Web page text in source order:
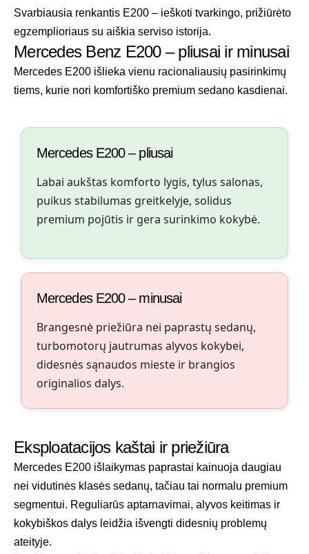
Svarbiausia renkantis E200 – ieškoti tvarkingo, prižiūrėto
egzemplioriaus su aiškia serviso istorija.
Mercedes Benz E200 – pliusai ir minusai
Mercedes E200 išlieka vienu racionaliausių pasirinkimų
tiems, kurie nori komfortiško premium sedano kasdienai.
Mercedes E200 – pliusai
Labai aukštas komforto lygis, tylus salonas,
puikus stabilumas greitkelyje, solidus
premium pojūtis ir gera surinkimo kokybė.
Mercedes E200 – minusai
Brangesnė priežiūra nei paprastų sedanų,
turbomotorų jautrumas alyvos kokybei,
didesnės sąnaudos mieste ir brangios
originalios dalys.
Eksploatacijos kaštai ir priežiūra
Mercedes E200 išlaikymas paprastai kainuoja daugiau
nei vidutinės klasės sedanų, tačiau tai normalu premium
segmentui. Reguliarūs aptarnavimai, alyvos keitimas ir
kokybiškos dalys leidžia išvengti didesnių problemų
ateityje.